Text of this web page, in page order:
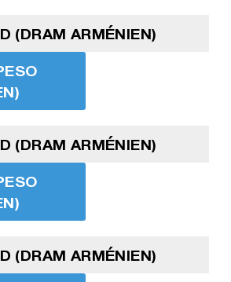
(DRAM ARMÉNIEN)
(DRAM ARMÉNIEN)
(DRAM ARMÉNIEN)